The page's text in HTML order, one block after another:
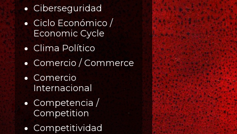
Ciberseguridad
Ciclo Económico /
Economic Cycle
Clima Político
Comercio / Commerce
Comercio
Internacional
Competencia /
Competition
Competitividad